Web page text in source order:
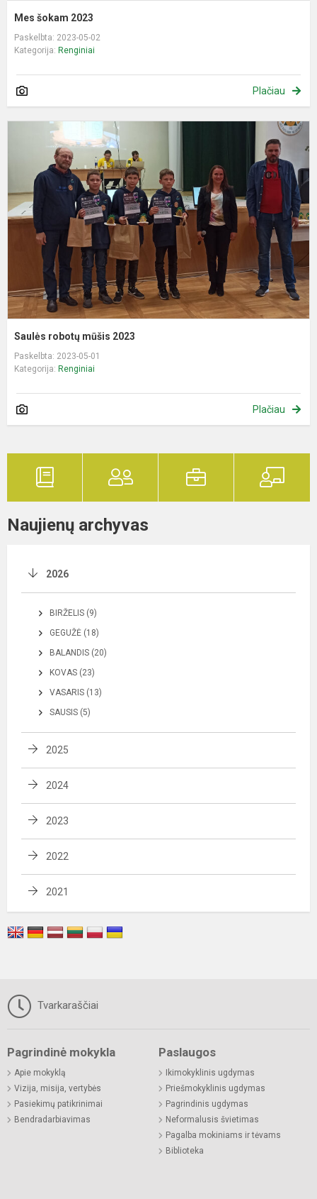
Mes šokam 2023
Paskelbta: 2023-05-02
Kategorija: Renginiai
Plačiau
Saulės robotų mūšis 2023
Paskelbta: 2023-05-01
Kategorija: Renginiai
Plačiau
Naujienų archyvas
2026
BIRŽELIS (9)
GEGUŽĖ (18)
BALANDIS (20)
KOVAS (23)
VASARIS (13)
SAUSIS (5)
2025
2024
2023
2022
2021
Tvarkaraščiai
Pagrindinė mokykla
Apie mokyklą
Vizija, misija, vertybės
Pasiekimų patikrinimai
Bendradarbiavimas
Paslaugos
Ikimokyklinis ugdymas
Priešmokyklinis ugdymas
Pagrindinis ugdymas
Neformalusis švietimas
Pagalba mokiniams ir tėvams
Biblioteka